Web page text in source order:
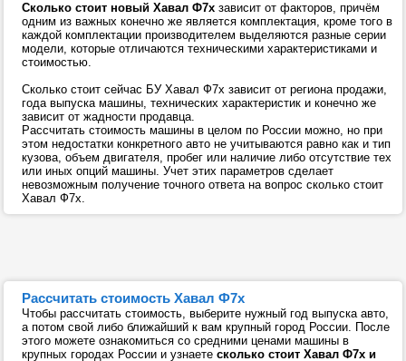
Сколько стоит новый Хавал Ф7х зависит от факторов, причём
одним из важных конечно же является комплектация, кроме того в
каждой комплектации производителем выделяются разные серии
модели, которые отличаются техническими характеристиками и
стоимостью.
Сколько стоит сейчас БУ Хавал Ф7х зависит от региона продажи,
года выпуска машины, технических характеристик и конечно же
зависит от жадности продавца.
Рассчитать стоимость машины в целом по России можно, но при
этом недостатки конкретного авто не учитываются равно как и тип
кузова, объем двигателя, пробег или наличие либо отсутствие тех
или иных опций машины. Учет этих параметров сделает
невозможным получение точного ответа на вопрос сколько стоит
Хавал Ф7х.
Рассчитать стоимость Хавал Ф7х
Чтобы рассчитать стоимость, выберите нужный год выпуска авто,
а потом свой либо ближайший к вам крупный город России. После
этого можете ознакомиться со средними ценами машины в
крупных городах России и узнаете сколько стоит Хавал Ф7х и